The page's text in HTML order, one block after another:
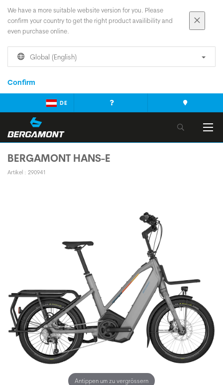
We have a more suitable website version for you. Please
confirm your country to get the right product availibility and
even purchase online.
Global (English)
Confirm
DE
BERGAMONT HANS-E
Artikel : 290941
Antippen um zu vergrössern